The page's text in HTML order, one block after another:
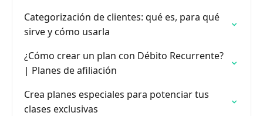
Categorización de clientes: qué es, para qué
sirve y cómo usarla
¿Cómo crear un plan con Débito Recurrente?
| Planes de afiliación
Crea planes especiales para potenciar tus
clases exclusivas